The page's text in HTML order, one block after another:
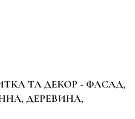
ТА ДЕКОР - ФАСАД,
ДЕРЕВИНА,